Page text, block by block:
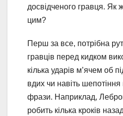
досвідченого гравця. Як
цим?
Перш за все, потрібна
гравців перед кидком
кілька ударів м’ячем об
вдих чи навіть шепотіння
фрази. Наприклад,
робить кілька кроків